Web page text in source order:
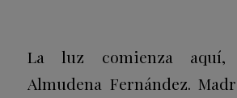
La luz comienza aquí,
Almudena Fernández.